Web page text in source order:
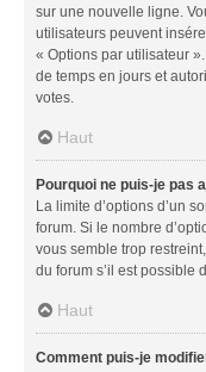
sur une nouvelle ligne.
utilisateurs peuvent
« Options par utilisateur
de temps en jours et
votes.
Haut
Pourquoi ne puis-je pas
La limite d’options d’un
forum. Si le nombre
vous semble trop
du forum s’il est possible
Haut
Comment puis-je